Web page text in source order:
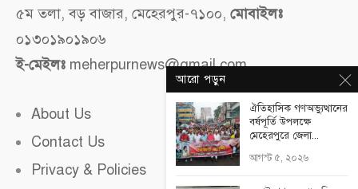
৫ম তলা, বড় বাজার, মেহেরপুর-৭১০০, মোবাইলঃ
০১৩০১৯০১৯০৬
ই-মেইলঃ meherpurnews@gmail.com
About Us
Contact Us
Privacy & Policies
আরো পড়ুন
ঐতিহাসিক গণঅভ্যুত্থানের
বর্ষপূর্তি উপলক্ষে
মেহেরপুরে জেলা...
আগস্ট ৫, ২০২৬